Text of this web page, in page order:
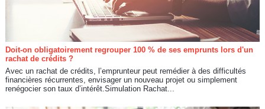
Doit-on obligatoirement regrouper 100 % de ses emprunts lors d'un
rachat de crédits ?
Avec un rachat de crédits, l’emprunteur peut remédier à des difficultés
financières récurrentes, envisager un nouveau projet ou simplement
renégocier son taux d’intérêt.Simulation Rachat...